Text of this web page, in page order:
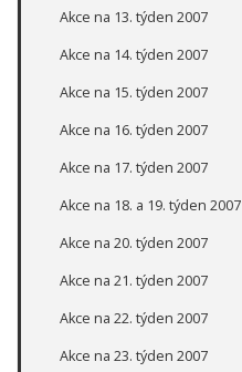
Akce na 13. týden 2007
Akce na 14. týden 2007
Akce na 15. týden 2007
Akce na 16. týden 2007
Akce na 17. týden 2007
Akce na 18. a 19. týden 2007
Akce na 20. týden 2007
Akce na 21. týden 2007
Akce na 22. týden 2007
Akce na 23. týden 2007